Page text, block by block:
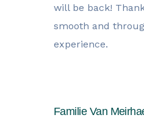
will be back!
smooth and
experience.
Familie Van